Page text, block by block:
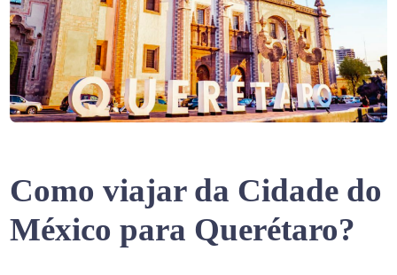
Como viajar da Cidade do
México para Querétaro?